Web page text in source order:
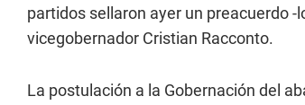
partidos sellaron ayer un preacuerdo -
vicegobernador Cristian Racconto.
La postulación a la Gobernación del